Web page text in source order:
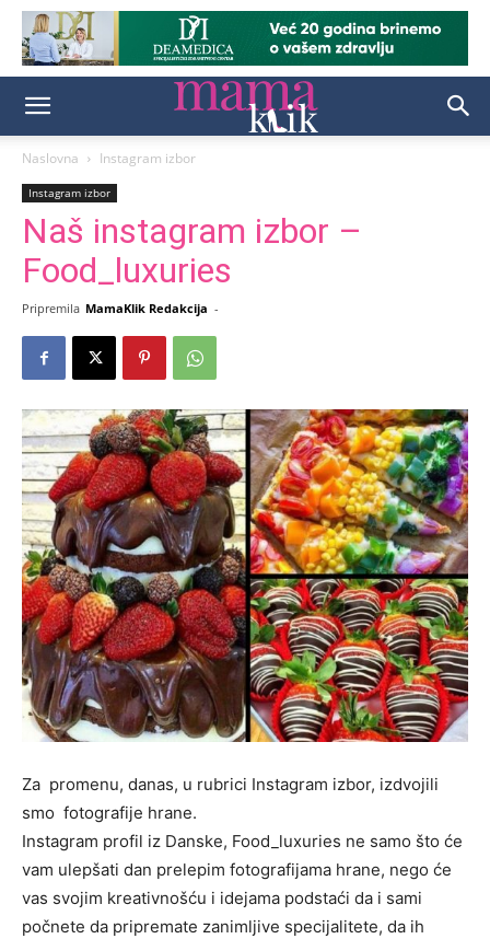
Naslovna Instagram izbor
Instagram izbor
Naš instagram izbor –
Food_luxuries
Pripremila MamaKlik Redakcija -
Za promenu, danas, u rubrici Instagram izbor, izdvojili
smo fotografije hrane.
Instagram profil iz Danske, Food_luxuries ne samo što će
vam ulepšati dan prelepim fotografijama hrane, nego će
vas svojim kreativnošću i idejama podstaći da i sami
počnete da pripremate zanimljive specijalitete, da ih